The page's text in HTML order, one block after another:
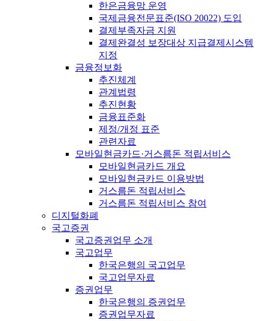
한은금융망 운영
국제금융전문표준(ISO 20022) 도입
결제부족자금 지원
결제완결성 보장대상 지급결제시스템
지정
금융정보화
추진체계
관계법령
추진현황
금융표준화
제정/개정 표준
관련자료
모바일현금카드·거스름돈 적립서비스
모바일현금카드 개요
모바일현금카드 이용방법
거스름돈 적립서비스
거스름돈 적립서비스 참여
디지털화폐
국고증권
국고증권업무 소개
국고업무
한국은행의 국고업무
국고업무자료
증권업무
한국은행의 증권업무
증권업무자료